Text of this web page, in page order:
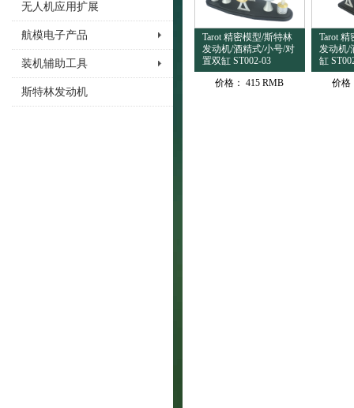
无人机应用扩展
航模电子产品
装机辅助工具
斯特林发动机
Tarot 精密模型/斯特林
发动机/酒精式/小号/对
置双缸 ST002-03
价格： 415 RMB
Tarot
发动机/
缸
价格